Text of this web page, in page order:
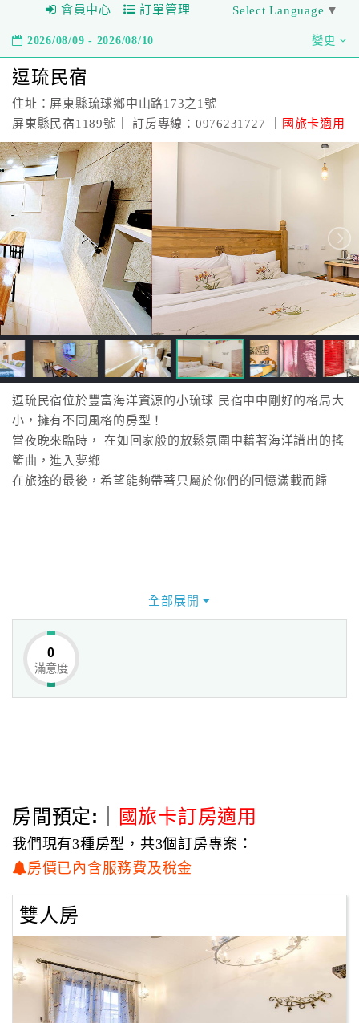
會員中心 訂單管理 Select Language ▼
2026/08/09 - 2026/08/10 變更
逗琉民宿
住址：屏東縣琉球鄉中山路173之1號
屏東縣民宿1189號｜ 訂房專線：0976231727 ｜
國旅卡適用
逗琉民宿位於豐富海洋資源的小琉球 民宿中中剛好的格局大
小，擁有不同風格的房型！
當夜晚來臨時， 在如回家般的放鬆氛圍中藉著海洋譜出的搖
籃曲，進入夢鄉
在旅途的最後，希望能夠帶著只屬於你們的回憶滿載而歸
全部展開
0
滿意度
房間預定:｜ 國旅卡訂房適用
我們現有3種房型，共3個訂房專案：
房價已內含服務費及稅金
雙人房